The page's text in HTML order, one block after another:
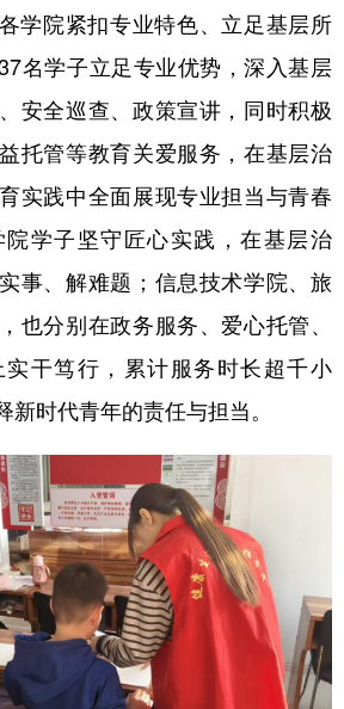
院紧扣专业特色、立足基层所
名学子立足专业优势，深入基层
安全巡查、政策宣讲，同时积极
托管等教育关爱服务，在基层治
实践中全面展现专业担当与青春
学子坚守匠心实践，在基层治
事、解难题；信息技术学院、旅
也分别在政务服务、爱心托管、
干笃行，累计服务时长超千小
时代青年的责任与担当。